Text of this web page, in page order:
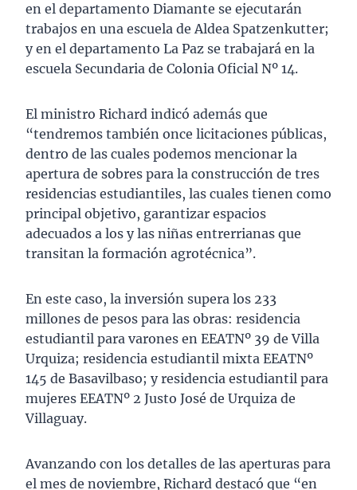
en el departamento Diamante se ejecutarán
trabajos en una escuela de Aldea Spatzenkutter;
y en el departamento La Paz se trabajará en la
escuela Secundaria de Colonia Oficial Nº 14.
El ministro Richard indicó además que
“tendremos también once licitaciones públicas,
dentro de las cuales podemos mencionar la
apertura de sobres para la construcción de tres
residencias estudiantiles, las cuales tienen como
principal objetivo, garantizar espacios
adecuados a los y las niñas entrerrianas que
transitan la formación agrotécnica”.
En este caso, la inversión supera los 233
millones de pesos para las obras: residencia
estudiantil para varones en EEATNº 39 de Villa
Urquiza; residencia estudiantil mixta EEATNº
145 de Basavilbaso; y residencia estudiantil para
mujeres EEATNº 2 Justo José de Urquiza de
Villaguay.
Avanzando con los detalles de las aperturas para
el mes de noviembre, Richard destacó que “en